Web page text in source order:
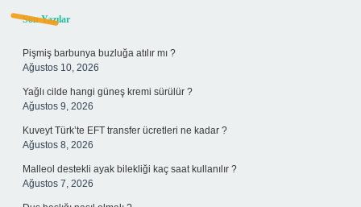
Sidebar
Son Yazılar
Pişmiş barbunya buzluğa atılır mı ?
Ağustos 10, 2026
Yağlı cilde hangi güneş kremi sürülür ?
Ağustos 9, 2026
Kuveyt Türk’te EFT transfer ücretleri ne kadar ?
Ağustos 8, 2026
Malleol destekli ayak bilekliği kaç saat kullanılır ?
Ağustos 7, 2026